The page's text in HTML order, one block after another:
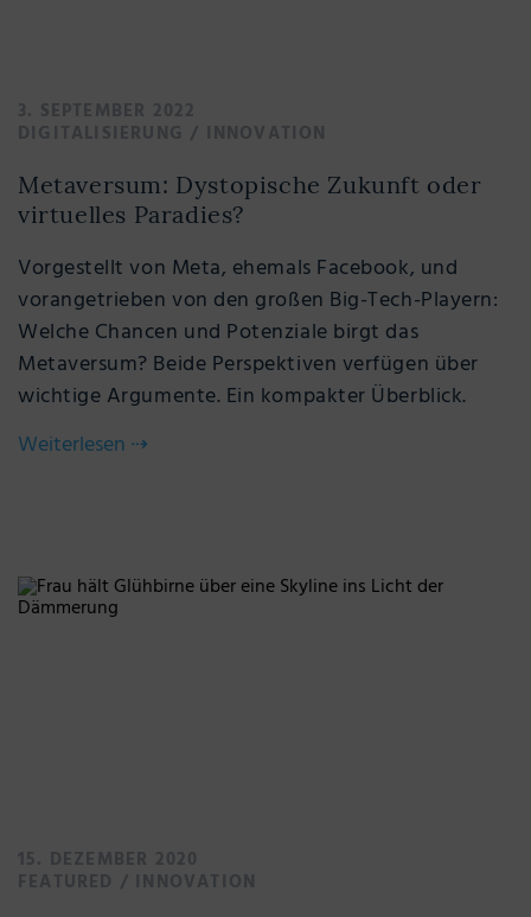
3. SEPTEMBER 2022
DIGITALISIERUNG / INNOVATION
Metaversum: Dystopische Zukunft oder
virtuelles Paradies?
Vorgestellt von Meta, ehemals Facebook, und
vorangetrieben von den großen Big-Tech-Playern:
Welche Chancen und Potenziale birgt das
Metaversum? Beide Perspektiven verfügen über
wichtige Argumente. Ein kompakter Überblick.
Weiterlesen ⇢
15. DEZEMBER 2020
FEATURED / INNOVATION